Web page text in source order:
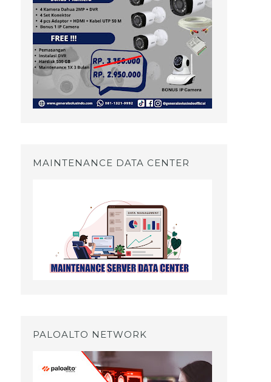
MAINTENANCE DATA CENTER
PALOALTO NETWORK